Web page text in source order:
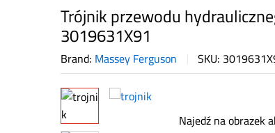
Trójnik przewodu
3019631X91
Brand: Massey Ferguson SKU:
Najedź na obrazek